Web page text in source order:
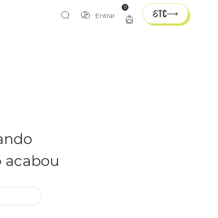
Entrar
0
acabou